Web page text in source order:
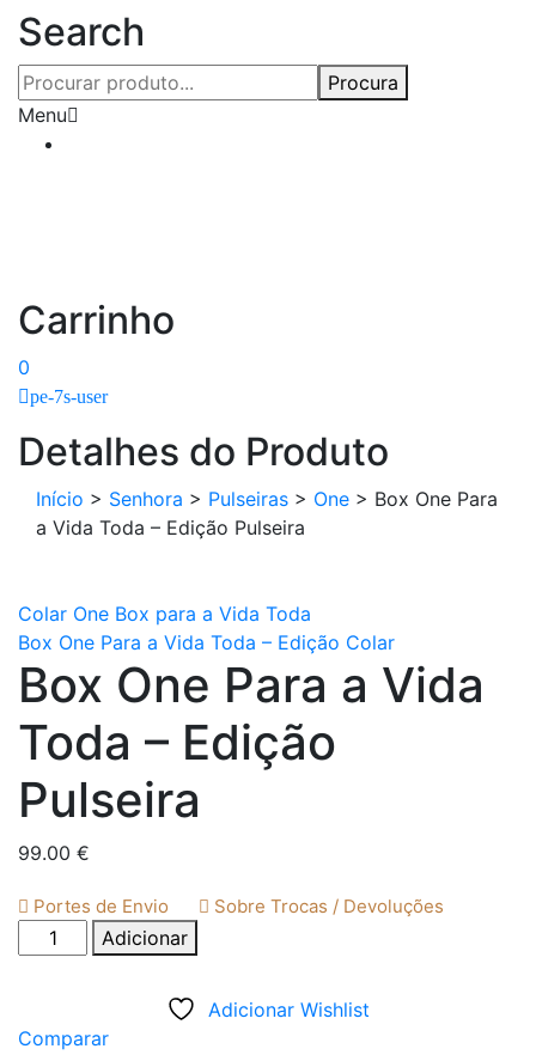
Search
Procura
Menu
Carrinho
0
pe-7s-user
Detalhes do Produto
Início > Senhora > Pulseiras > One > Box One Para
a Vida Toda – Edição Pulseira
Colar One Box para a Vida Toda
Box One Para a Vida Toda – Edição Colar
Box One Para a Vida
Toda – Edição
Pulseira
99.00 €
Portes de Envio Sobre Trocas / Devoluções
Quantidade
de
Para
Adicionar
Adicionar Wishlist
Comparar